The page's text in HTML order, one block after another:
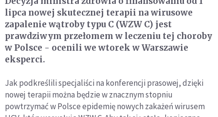
lipca nowej skutecznej terapii na wirusowe
zapalenie wątroby typu C (WZW C) jest
prawdziwym przełomem w leczeniu tej choroby
w Polsce - ocenili we wtorek w Warszawie
eksperci.
Jak podkreślili specjaliści na konferencji prasowej, dzięki
nowej terapii można będzie w znacznym stopniu
powtrzymać w Polsce epidemię nowych zakażeń wirusem